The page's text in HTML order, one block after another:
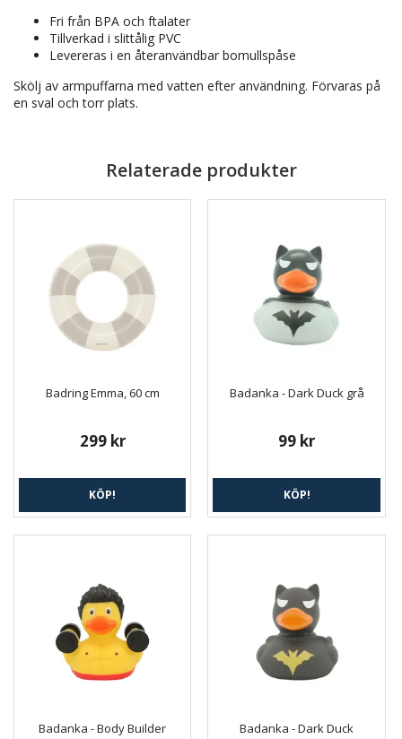
Fri från BPA och ftalater
Tillverkad i slittålig PVC
Levereras i en återanvändbar bomullspåse
Skölj av armpuffarna med vatten efter användning. Förvaras på
en sval och torr plats.
Relaterade produkter
Badring Emma, 60 cm
299 kr
KÖP!
Badanka - Dark Duck grå
99 kr
KÖP!
Badanka - Body Builder Badanka - Dark Duck